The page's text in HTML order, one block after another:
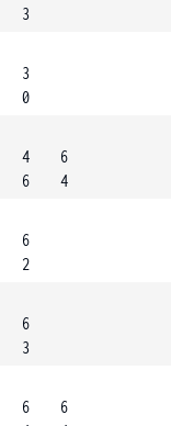
3
3
0
4
6
6
4
6
2
6
3
6
6